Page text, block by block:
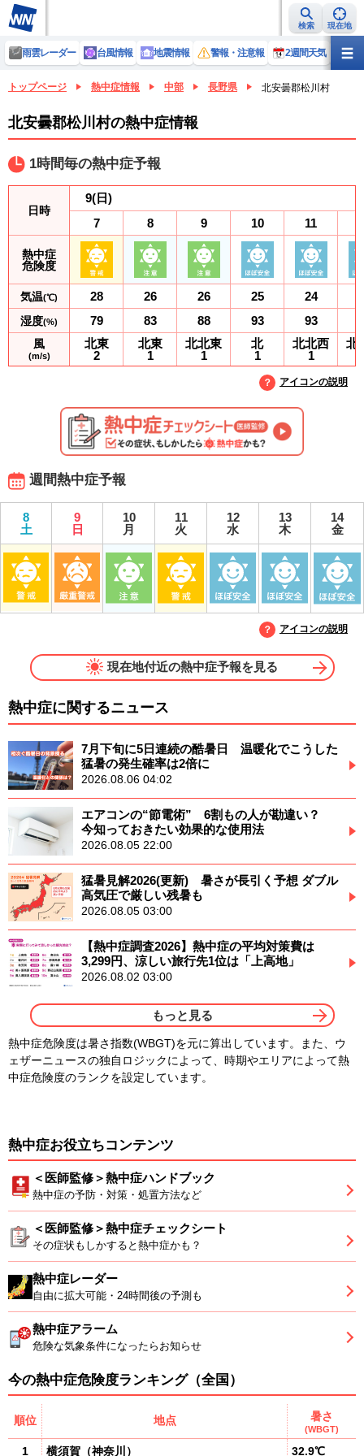
検索 現在地
雨雲レーダー 台風情報 地震情報 警報・注意報 2週間天気 ラ
トップページ 熱中症情報 中部 長野県 北安曇郡松川村
北安曇郡松川村の熱中症情報
1時間毎の熱中症予報
日時
熱中症
危険度
気温(℃)
湿度(%)
風
(m/s)
9(日)
7
28
79
北東
2
8
26
83
北東
1
9
26
88
北北東
1
10
25
93
北
1
11
24
93
北北西
1
北
アイコンの説明
週間熱中症予報
8
土
9
日
10
月
11
火
12
水
13
木
14
金
アイコンの説明
現在地付近の熱中症予報を見る
熱中症に関するニュース
7月下旬に5日連続の酷暑日 温暖化でこうした
猛暑の発生確率は2倍に
2026.08.06 04:02
エアコンの“節電術” 6割もの人が勘違い？
今知っておきたい効果的な使用法
2026.08.05 22:00
猛暑見解2026(更新) 暑さが長引く予想 ダブル
高気圧で厳しい残暑も
2026.08.05 03:00
【熱中症調査2026】熱中症の平均対策費は
3,299円、涼しい旅行先1位は「上高地」
2026.08.02 03:00
もっと見る
熱中症危険度は暑さ指数(WBGT)を元に算出しています。また、ウ
ェザーニュースの独自ロジックによって、時期やエリアによって熱
中症危険度のランクを設定しています。
熱中症お役立ちコンテンツ
＜医師監修＞熱中症ハンドブック
熱中症の予防・対策・処置方法など
＜医師監修＞熱中症チェックシート
その症状もしかすると熱中症かも？
熱中症レーダー
自由に拡大可能・24時間後の予測も
熱中症アラーム
危険な気象条件になったらお知らせ
今の熱中症危険度ランキング（全国）
順位 地点 暑さ
(WBGT)
1 横須賀 （神奈川 ） 32.9℃